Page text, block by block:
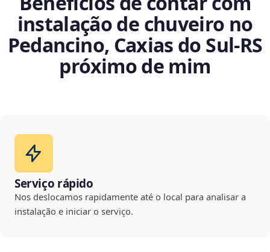
instalação de chuveiro no
Pedancino, Caxias do Sul‑RS
próximo de mim
Serviço rápido
Nos deslocamos rapidamente até o local para analisar a
instalação e iniciar o serviço.